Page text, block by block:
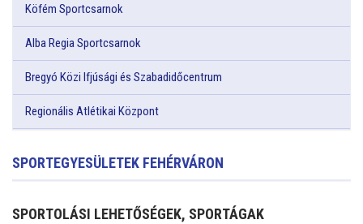
Köfém Sportcsarnok
Alba Regia Sportcsarnok
Bregyó Közi Ifjúsági és Szabadidőcentrum
Regionális Atlétikai Központ
SPORTEGYESÜLETEK FEHÉRVÁRON
SPORTOLÁSI LEHETŐSÉGEK, SPORTÁGAK